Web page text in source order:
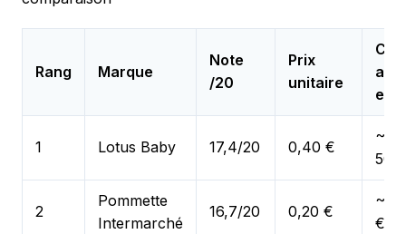
Rang Marque
Note
/20
Prix
unitaire
1 Lotus Baby 17,4/20 0,40 €
500
2
Pommette
Intermarché
16,7/20 0,20 €
€/